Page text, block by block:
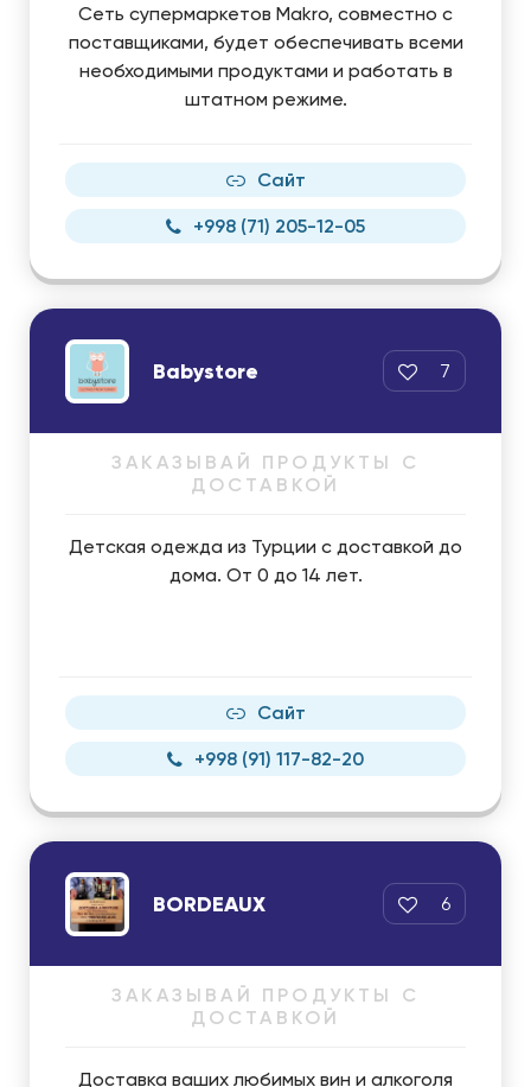
Сеть супермаркетов Makro, совместно с
поставщиками, будет обеспечивать всеми
необходимыми продуктами и работать в
штатном режиме.
Сайт
+998 (71) 205-12-05
Babystore 7
ЗАКАЗЫВАЙ ПРОДУКТЫ С
ДОСТАВКОЙ
Детская одежда из Турции с доставкой до
дома. От 0 до 14 лет.
Сайт
+998 (91) 117-82-20
BORDEAUX 6
ЗАКАЗЫВАЙ ПРОДУКТЫ С
ДОСТАВКОЙ
Доставка ваших любимых вин и алкоголя